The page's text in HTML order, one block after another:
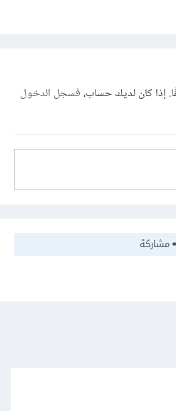
إذا كان لديك حساب،فسجل الدخول
مشاركة